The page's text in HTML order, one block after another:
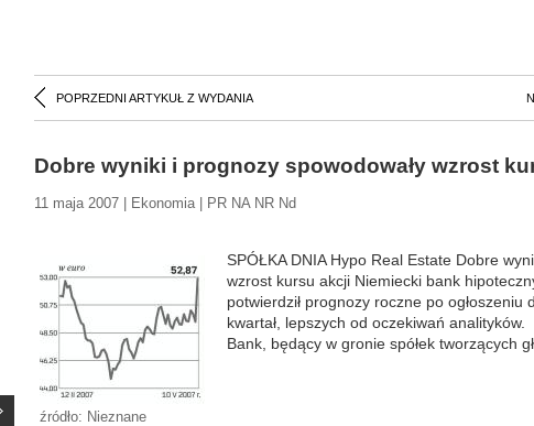
POPRZEDNI ARTYKUŁ Z WYDANIA
Dobre wyniki i prognozy spowodowały wzrost
11 maja 2007 | Ekonomia | PR NA NR Nd
źródło: Nieznane
SPÓŁKA DNIA Hypo Real Estate Dobre
wzrost kursu akcji Niemiecki bank
potwierdził prognozy roczne po
kwartał, lepszych od oczekiwań analityków.
Bank, będący w gronie spółek tworzących